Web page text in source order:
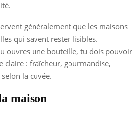
généralement que les maisons
qui savent rester lisibles.
ouvres une bouteille, tu dois pouvoir
claire : fraîcheur, gourmandise,
la cuvée.
maison